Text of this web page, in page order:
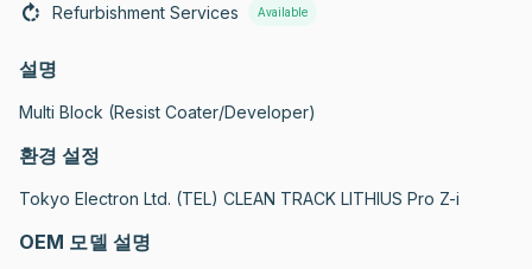
Refurbishment Services Available
설명
Multi Block (Resist Coater/Developer)
환경 설정
Tokyo Electron Ltd. (TEL) CLEAN TRACK LITHIUS Pro Z-i
OEM 모델 설명